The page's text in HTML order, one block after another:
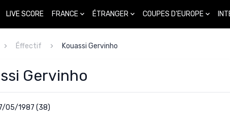
LIVE SCORE FRANCE ÉTRANGER COUPES D'EUROPE
Éffectif Kouassi Gervinho
Gervinho
05/1987 (38)